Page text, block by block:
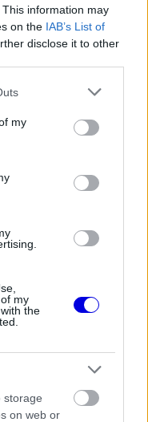
This information may
on the IAB’s List of
disclose it to other
one or more Google
You may click to
third-party tags to
in below Google
my
my
the
storage
on web or
fekvő patinás
a
amely a
egyik
either because
the format
kerülő
egy exkluzív